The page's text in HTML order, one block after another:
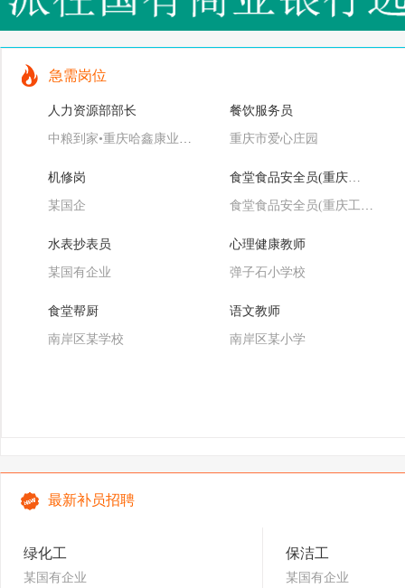
急需岗位
人力资源部部长
中粮到家•重庆哈鑫康业食品有限公司
餐饮服务员
重庆市爱心庄园
机修岗
某国企
食堂食品安全员(重庆工商大学）
食堂食品安全员(重庆工商大学）
水表抄表员
某国有企业
心理健康教师
弹子石小学校
食堂帮厨
南岸区某学校
语文教师
南岸区某小学
最新补员招聘
绿化工
某国有企业
保洁工
某国有企业